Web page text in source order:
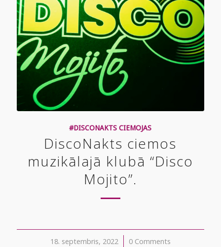
#DISCONAKTS CIEMOJAS
DiscoNakts ciemos
muzikālajā klubā “Disco
Mojito”.
18. septembris, 2022
/ 0 Comments